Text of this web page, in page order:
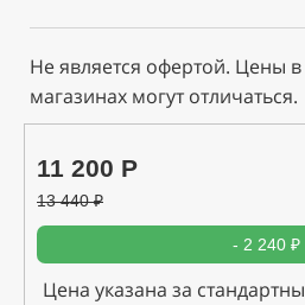
Не является офертой. Цены
магазинах могут отличаться.
11 200 Р
13 440₽
- 2 240 ₽
Цена указана за